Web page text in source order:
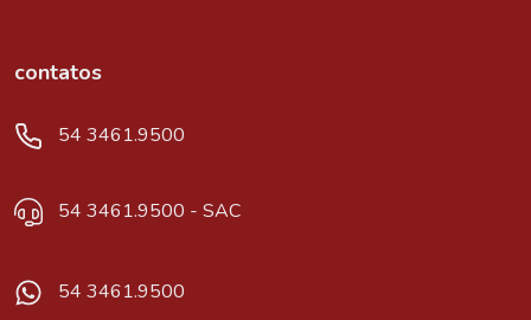
contatos
54 3461.9500
54 3461.9500 - SAC
54 3461.9500